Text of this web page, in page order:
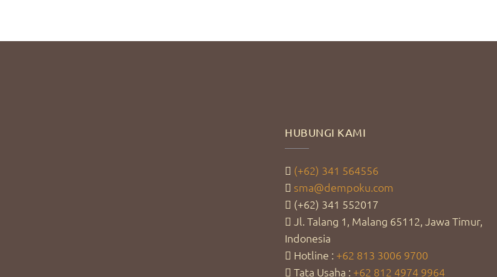
HUBUNGI KAMI
(+62) 341 564556
sma@dempoku.com
(+62) 341 552017
Jl. Talang 1, Malang 65112, Jawa Timur,
Indonesia
Hotline : +62 813 3006 9700
Tata Usaha : +62 812 4974 9964